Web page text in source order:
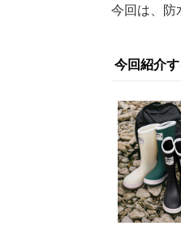
今回は、防
今回紹介